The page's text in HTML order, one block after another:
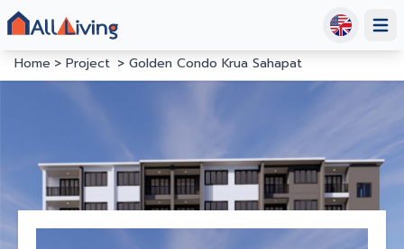
Home
Project Golden Condo Krua Sahapat